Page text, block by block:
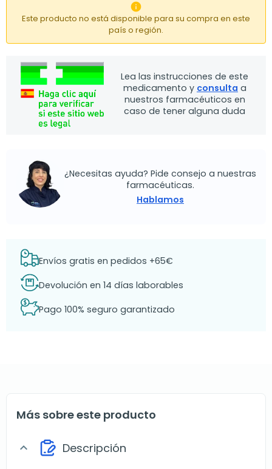

Este producto no está disponible para su compra en este
país o región.
Lea las instrucciones de este
medicamento y consulta a
nuestros farmacéuticos en
caso de tener alguna duda
¿Necesitas ayuda? Pide consejo a nuestras
farmacéuticas.
Hablamos
Envíos gratis en pedidos +65€
Devolución en 14 días laborables
Pago 100% seguro garantizado
Más sobre este producto
expand_more Descripción